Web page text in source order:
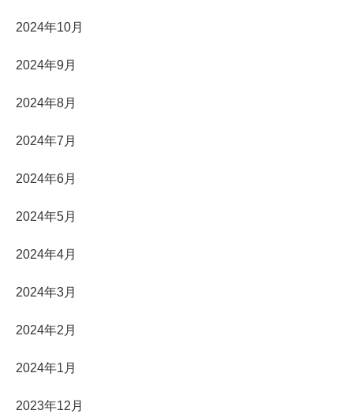
2024年10月
2024年9月
2024年8月
2024年7月
2024年6月
2024年5月
2024年4月
2024年3月
2024年2月
2024年1月
2023年12月